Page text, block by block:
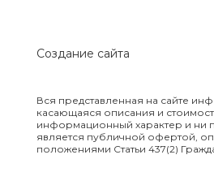
эффективности
nArt v1 и w233 nArt
Тимофеевка
p7, rPhl p12)
Вся представленная на сайте
касающаяся описания и
информационный характер и ни
является публичной офертой,
положениями Статьи 437(2)
Создание сайта